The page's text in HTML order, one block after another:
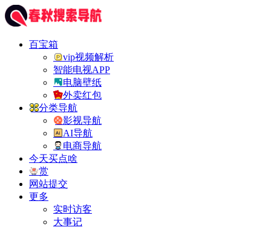
百宝箱
vip视频解析
智能电视APP
电脑壁纸
外卖红包
分类导航
影视导航
AI导航
电商导航
今天买点啥
赏
网站提交
更多
实时访客
大事记